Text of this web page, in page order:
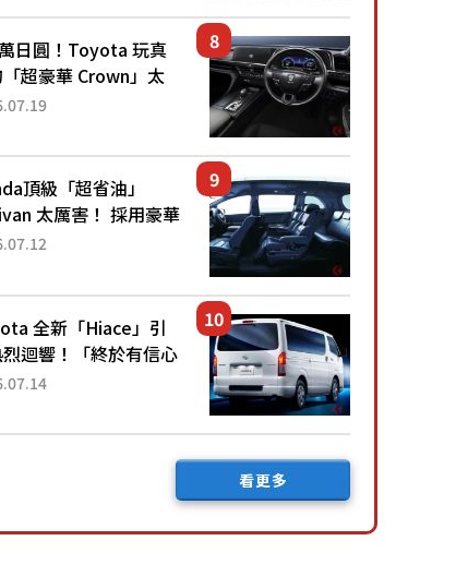
里！」「免驗車真的
！...
日圓！Toyota 玩真
超豪華 Crown」太
！採用由「匠人技
「底盤設定」！還配
豪華...
頂級「超省油」
太厲害！ 採用豪華
座椅」與專屬「黑色
兼具優異節能表現與
三...
全新「Hiace」引
迴響！「終於有信心
！」「哪個等級交車
還要等「超過半年」
看更多